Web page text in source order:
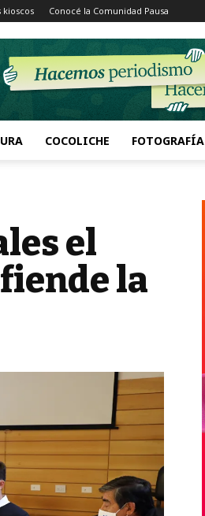
kioscos Conocé la Comunidad Pausa
COCOLICHE FOTOGRAFÍA
el
la